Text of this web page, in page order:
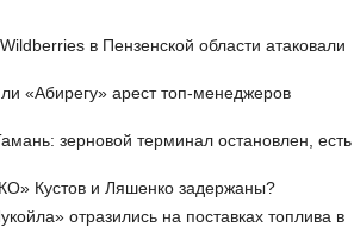
в Пензенской области атаковали
«Абирегу» арест топ-менеджеров
зерновой терминал остановлен, есть
Кустов и Ляшенко задержаны?
отразились на поставках топлива в